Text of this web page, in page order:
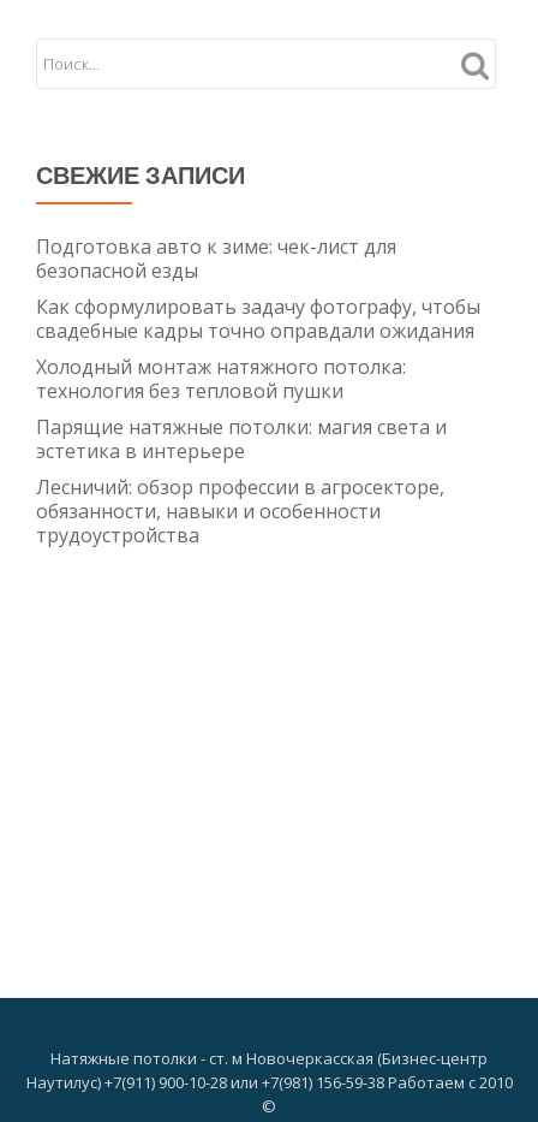
и
СВЕЖИЕ ЗАПИСИ
Подготовка авто к зиме: чек-лист для
безопасной езды
Как сформулировать задачу фотографу, чтобы
свадебные кадры точно оправдали ожидания
Холодный монтаж натяжного потолка:
технология без тепловой пушки
Парящие натяжные потолки: магия света и
эстетика в интерьере
Лесничий: обзор профессии в агросекторе,
обязанности, навыки и особенности
трудоустройства
Натяжные потолки - ст. м Новочеркасская (Бизнес-центр
Наутилус) +7(911) 900-10-28 или +7(981) 156-59-38 Работаем с 2010
©